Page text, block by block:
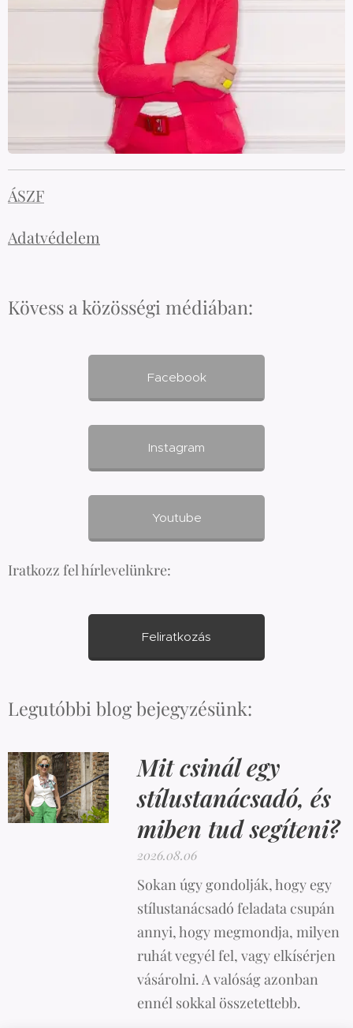
ÁSZF
Adatvédelem
Kövess a közösségi médiában:
Facebook
Instagram
Youtube
Iratkozz fel hírlevelünkre:
Feliratkozás
Legutóbbi blog bejegyzésünk:
Mit csinál egy
stílustanácsadó, és
miben tud segíteni?
2026.08.06
Sokan úgy gondolják, hogy egy
stílustanácsadó feladata csupán
annyi, hogy megmondja, milyen
ruhát vegyél fel, vagy elkísérjen
vásárolni. A valóság azonban
ennél sokkal összetettebb.